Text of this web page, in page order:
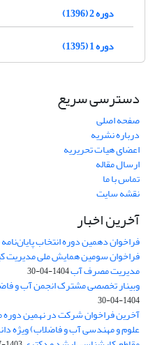
دوره 2 (1396)
دوره 1 (1395)
دسترسی سریع
صفحه اصلی
درباره نشریه
اعضای هیات تحریریه
ارسال مقاله
تماس با ما
نقشه سایت
آخرین اخبار
فراخوان دهمین دوره انتخاب
فراخوان سومین همایش ملی مدیریت
مدیریت مصرف آب1404-04-30
وبینار تخصصی مشترک انجمن آب و
1404-04-30
آخرین فراخوان شرکت در نهمین دوره